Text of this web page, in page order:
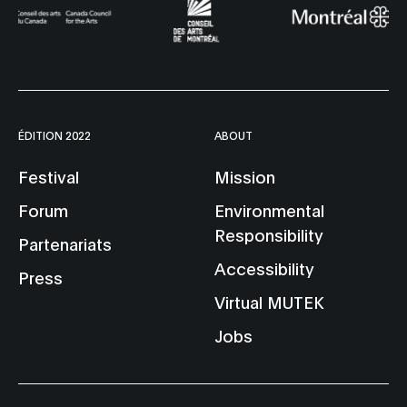
ÉDITION 2022
Festival
Forum
Partenariats
Press
ABOUT
Mission
Environmental
Responsibility
Accessibility
Virtual MUTEK
Jobs